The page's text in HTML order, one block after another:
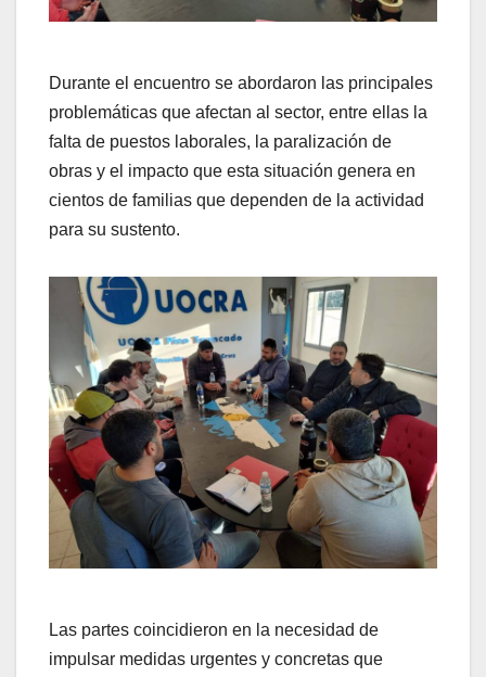
Durante el encuentro se abordaron las principales
problemáticas que afectan al sector, entre ellas la
falta de puestos laborales, la paralización de
obras y el impacto que esta situación genera en
cientos de familias que dependen de la actividad
para su sustento.
Las partes coincidieron en la necesidad de
impulsar medidas urgentes y concretas que